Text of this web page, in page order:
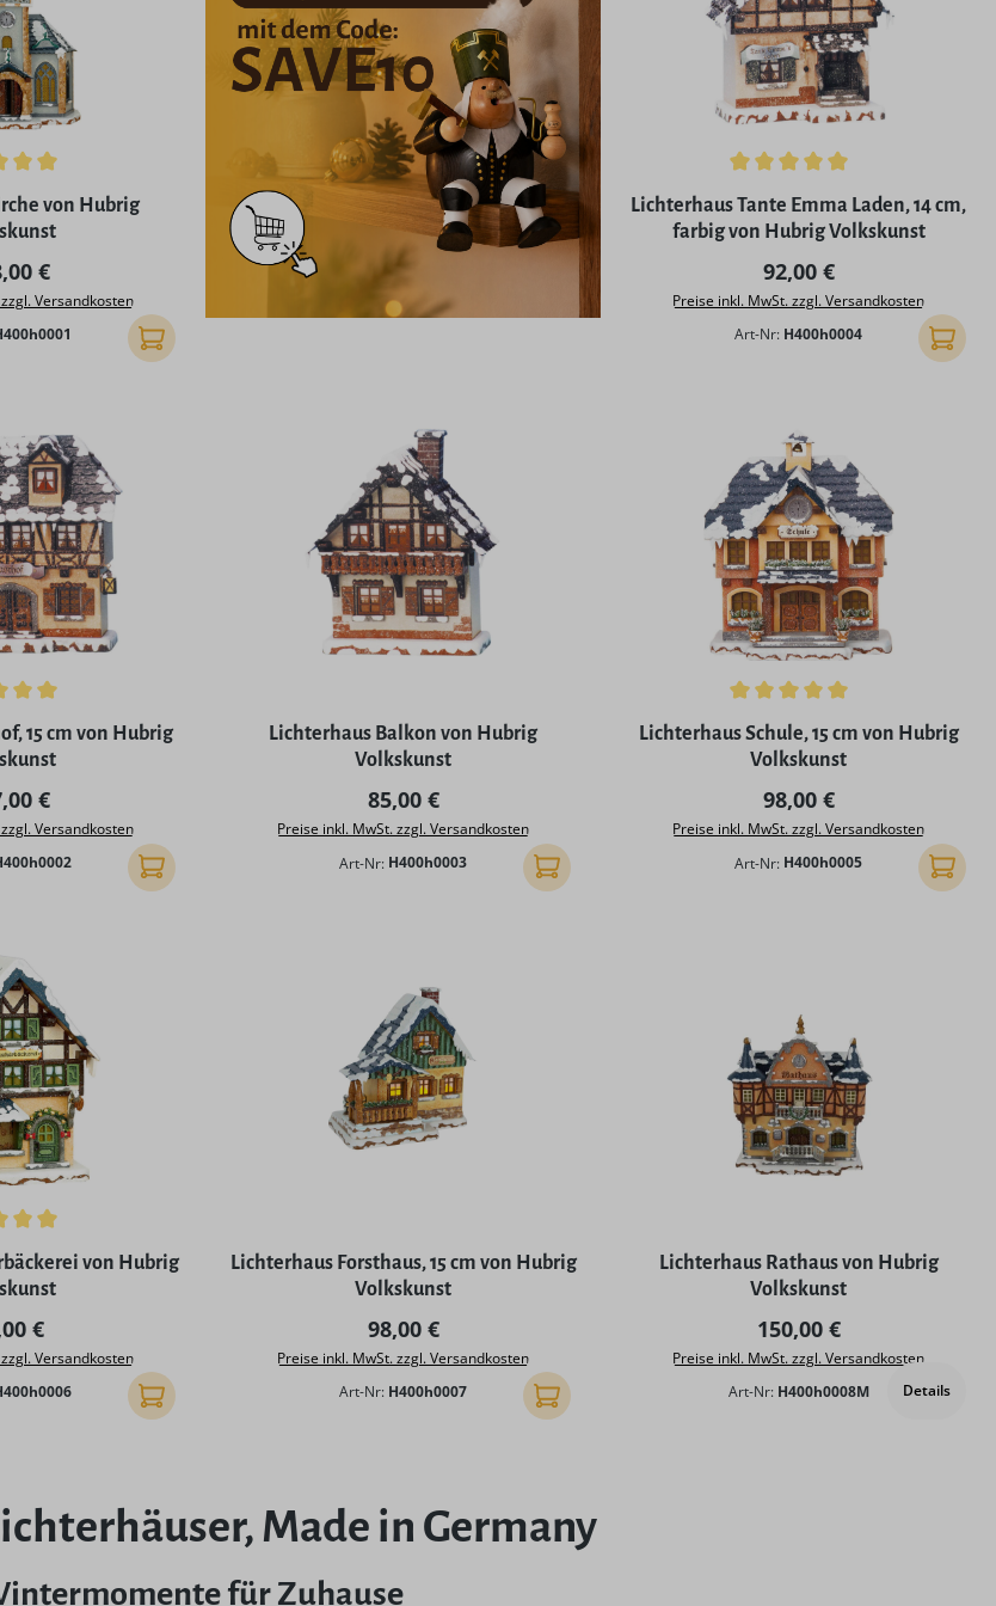
von 5 von 5 Sternen
von Hubrig
Preis:
€
Versandkosten
In den Warenkorb
Durchschnittliche Bewertung von 5 von
Lichterhaus Tante Emma Laden, 14 cm,
farbig von Hubrig Volkskunst
Regulärer Preis:
92,00 €
Preise inkl. MwSt. zzgl. Versandkosten
Art-Nr: H400h0004 In den
von 5 von 5 Sternen
15 cm von Hubrig
Preis:
€
Versandkosten
In den Warenkorb
Lichterhaus Balkon von Hubrig
Volkskunst
Regulärer Preis:
85,00 €
Preise inkl. MwSt. zzgl. Versandkosten
Art-Nr: H400h0003 In den Warenkorb
Durchschnittliche Bewertung von 5 von
Lichterhaus Schule, 15 cm von Hubrig
Volkskunst
Regulärer Preis:
98,00 €
Preise inkl. MwSt. zzgl. Versandkosten
Art-Nr: H400h0005 In den
von 5 von 5 Sternen
von Hubrig
Preis:
€
Versandkosten
In den Warenkorb
Lichterhaus Forsthaus, 15 cm von Hubrig
Volkskunst
Regulärer Preis:
98,00 €
Preise inkl. MwSt. zzgl. Versandkosten
Art-Nr: H400h0007 In den Warenkorb
Lichterhaus Rathaus von Hubrig
Volkskunst
Regulärer Preis:
150,00 €
Preise inkl. MwSt. zzgl. Versandkosten
Art-Nr: H400h0008M Details
Made in Germany
für Zuhause